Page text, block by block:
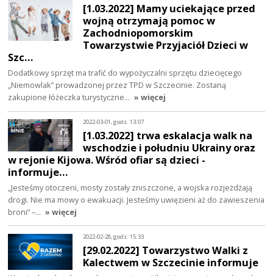
[1.03.2022] Mamy uciekające przed
wojną otrzymają pomoc w
Zachodniopomorskim
Towarzystwie Przyjaciół Dzieci w
Szc…
Dodatkowy sprzęt ma trafić do wypożyczalni sprzętu dziecięcego
„Niemowlak” prowadzonej przez TPD w Szczecinie. Zostaną
zakupione łóżeczka turystyczne… » więcej
2022-03-01, godz. 13:07
[1.03.2022] trwa eskalacja walk na
wschodzie i południu Ukrainy oraz
w rejonie Kijowa. Wśród ofiar są dzieci -
informuje…
„Jesteśmy otoczeni, mosty zostały zniszczone, a wojska rozjeżdżają
drogi. Nie ma mowy o ewakuacji. Jesteśmy uwięzieni aż do zawieszenia
broni” –… » więcej
2022-02-28, godz. 15:33
[29.02.2022] Towarzystwo Walki z
Kalectwem w Szczecinie informuje